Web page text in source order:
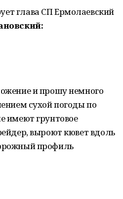
глава СП Ермолаевский
и прошу немного
сухой погоды по
имеют грунтовое
выроют кювет вдоль
профиль